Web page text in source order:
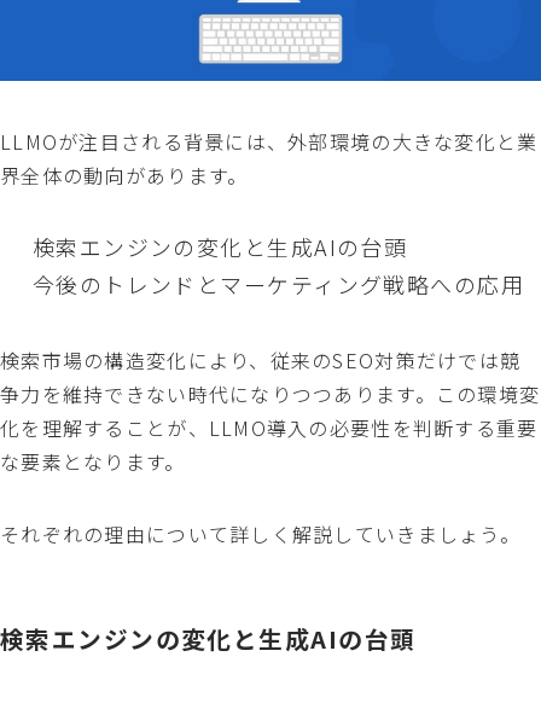
LLMOが注目される背景には、外部環境の大きな変化と業
界全体の動向があります。
検索エンジンの変化と生成AIの台頭
今後のトレンドとマーケティング戦略への応用
検索市場の構造変化により、従来のSEO対策だけでは競
争力を維持できない時代になりつつあります。この環境変
化を理解することが、LLMO導入の必要性を判断する重要
な要素となります。
それぞれの理由について詳しく解説していきましょう。
検索エンジンの変化と生成AIの台頭